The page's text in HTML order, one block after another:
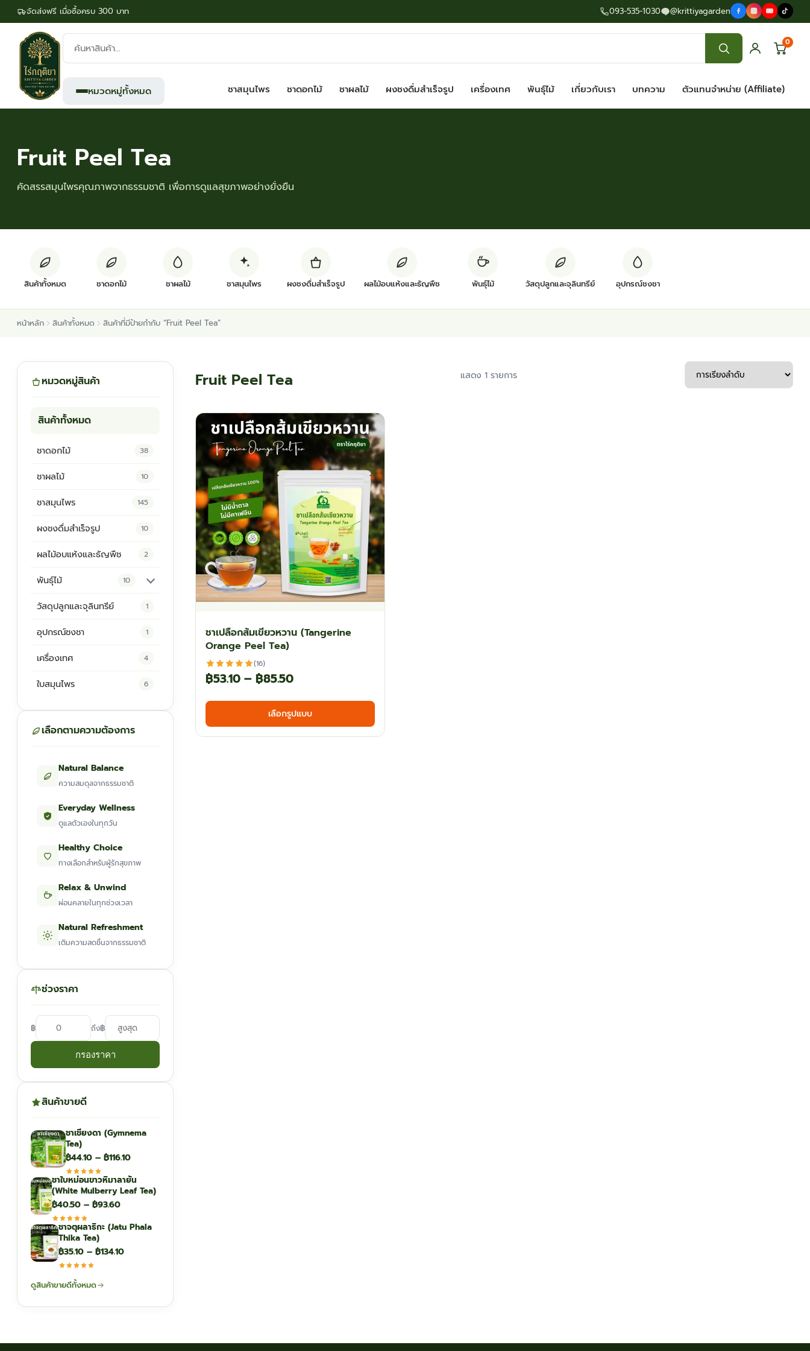
จัดส่งฟรี เมื่อซื้อครบ 300 บาท 093-535-1030 @krittiyagarden
ค้นหา
สินค้า:
0
หมวดหมู่ทั้งหมด ชาสมุนไพร ชาดอกไม้ ชาผลไม้ ผงชงดื่มสำเร็จรูป เครื่องเทศ พันธุ์ไม้ เกี่ยวกับเรา บทความ ตัวแทนจำหน่าย (Affiliate)
Fruit Peel Tea
คัดสรรสมุนไพรคุณภาพจากธรรมชาติ เพื่อการดูแลสุขภาพอย่างยั่งยืน
สินค้าทั้งหมด ชาดอกไม้ ชาผลไม้ ชาสมุนไพร ผงชงดื่มสำเร็จรูป ผลไม้อบแห้งและธัญพืช พันธุ์ไม้ วัสดุปลูกและจุลินทรีย์ อุปกรณ์ชงชา
หน้าหลัก สินค้าทั้งหมด สินค้าที่มีป้ายกำกับ “Fruit Peel Tea”
หมวดหมู่สินค้า
สินค้าทั้งหมด
ชาดอกไม้ 38
ชาผลไม้ 10
ชาสมุนไพร 145
ผงชงดื่มสำเร็จรูป 10
ผลไม้อบแห้งและธัญพืช 2
พันธุ์ไม้ 10
ต้นพันธุ์สมุนไพร 5
วัสดุปลูกและจุลินทรีย์ 1
อุปกรณ์ชงชา 1
เครื่องเทศ 4
ใบสมุนไพร 6
เลือกตามความต้องการ
Natural Balance
ความสมดุลจากธรรมชาติ
Everyday Wellness
ดูแลตัวเองในทุกวัน
Healthy Choice
ทางเลือกสำหรับผู้รักสุขภาพ
Relax & Unwind
ผ่อนคลายในทุกช่วงเวลา
Natural Refreshment
เติมความสดชื่นจากธรรมชาติ
ช่วงราคา
฿ ถึง฿
กรองราคา
สินค้าขายดี
ชาเชียงดา (Gymnema
Tea)
฿44.10 – ฿116.10Price
฿44.10
through
ชาใบหม่อนขาวหิมาลายัน
(White Mulberry Leaf Tea)
฿40.50 – ฿93.60Price
฿40.50
฿93.60
ชาจตุผลาธิกะ (Jatu Phala
Thika Tea)
฿35.10 – ฿134.10Price
฿134.10
ดูสินค้าขายดีทั้งหมด
Fruit Peel Tea แสดง 1 รายการ
ชาเปลือกส้มเขียวหวาน (Tangerine
Orange Peel Tea)
(16)
฿53.10 – ฿85.50Price
range:
฿53.10
through
เลือกรูปแบบ
This
has